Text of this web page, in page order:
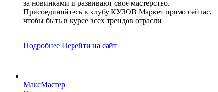
за новинками и развивают свое мастерство.
Присоединяйтесь к клубу КУЗОВ Маркет прямо сейчас,
чтобы быть в курсе всех трендов отрасли!
Подробнее Перейти на сайт
МаксМастер